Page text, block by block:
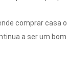
comprar casa
a ser um